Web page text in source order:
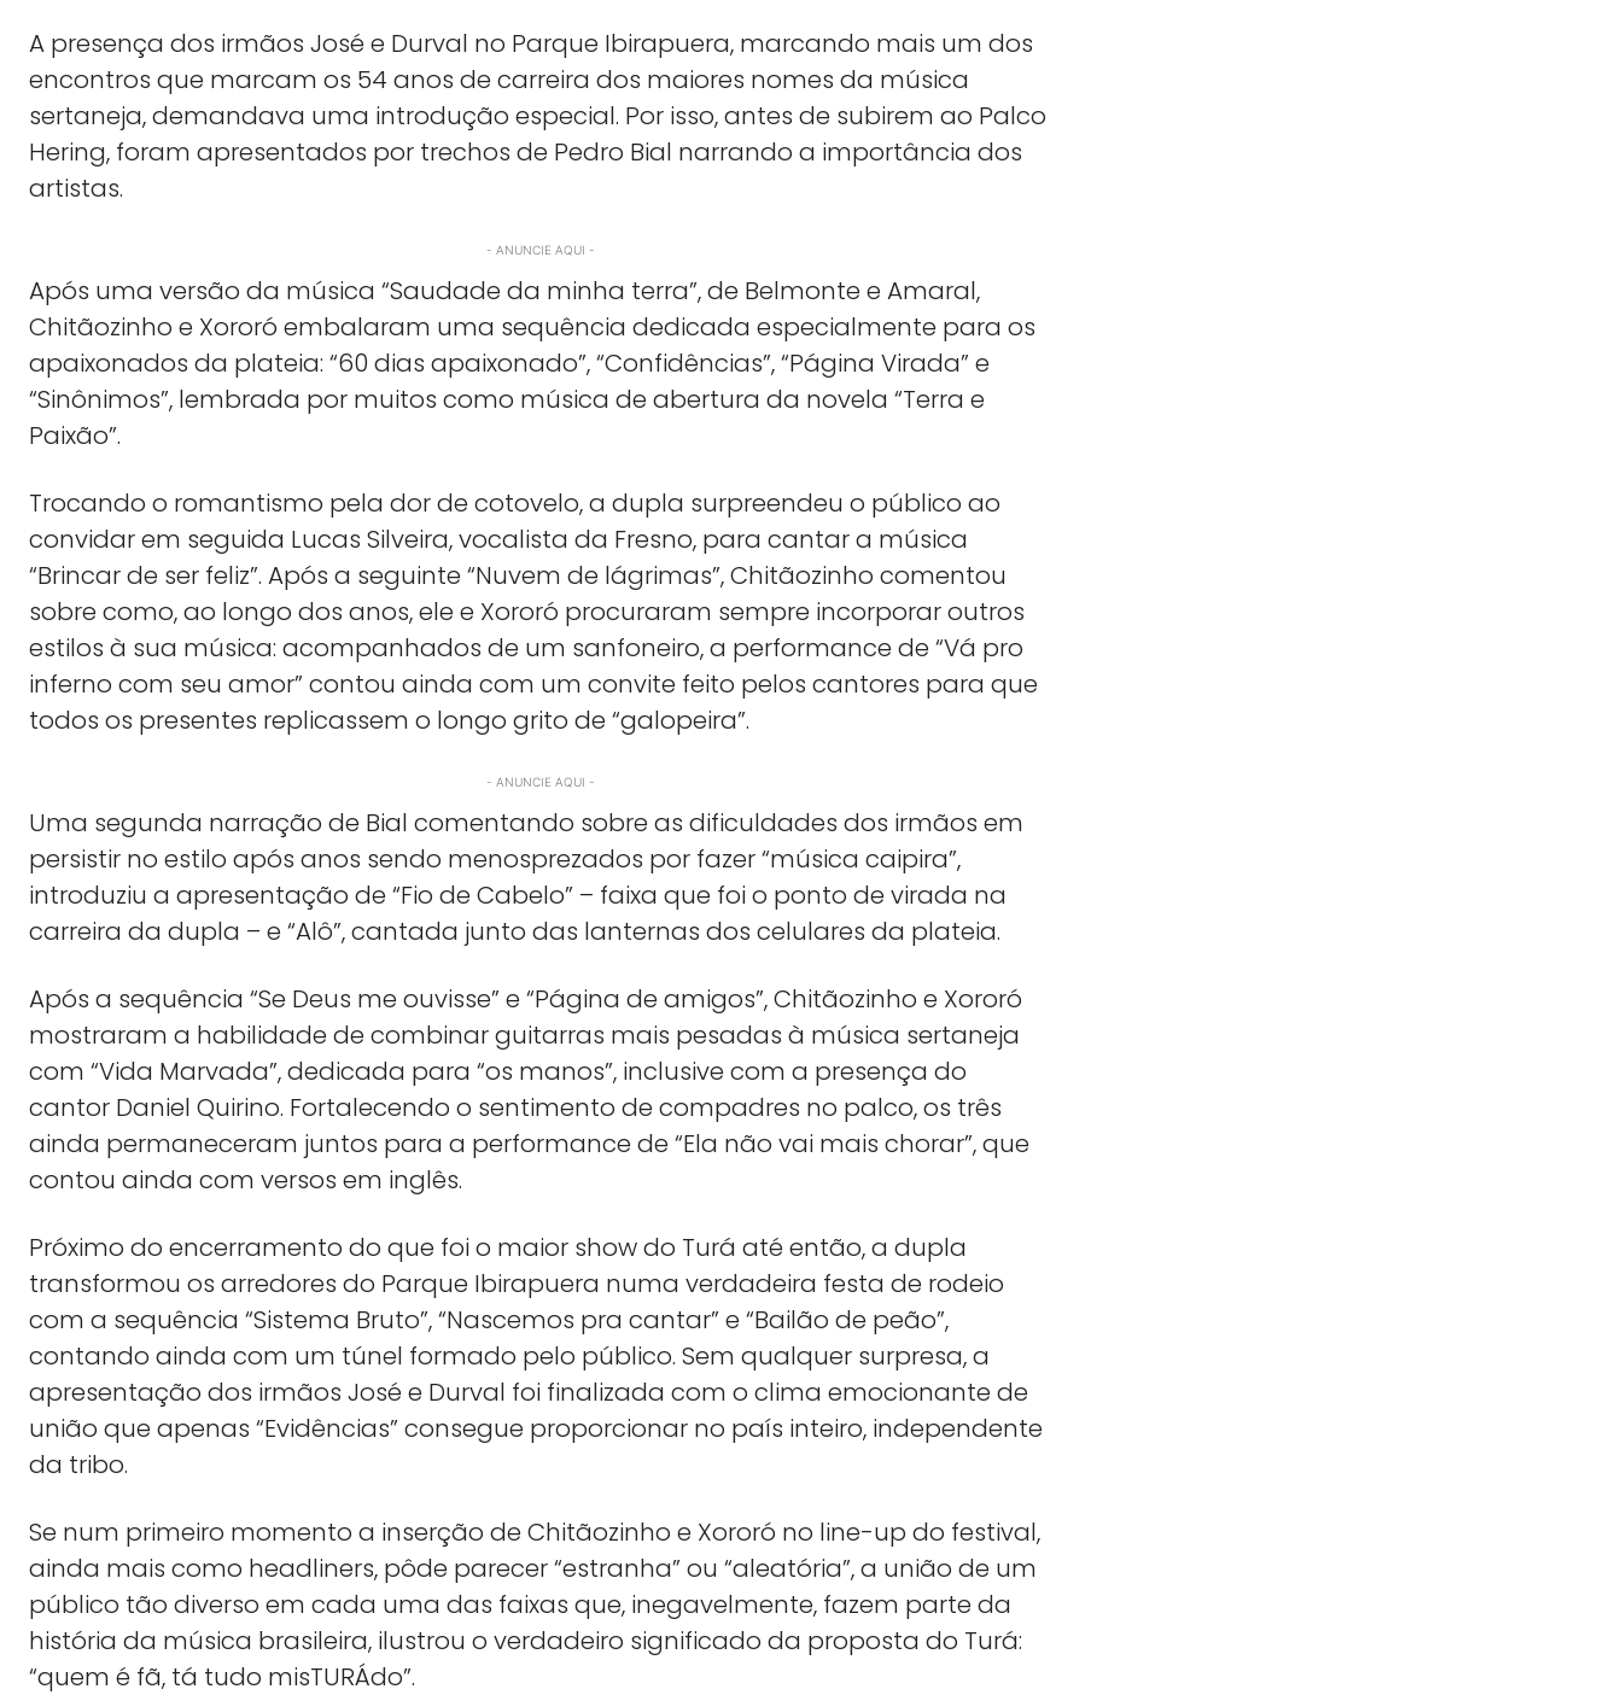
A presença dos irmãos José e Durval no Parque Ibirapuera, marcando mais um dos
encontros que marcam os 54 anos de carreira dos maiores nomes da música
sertaneja, demandava uma introdução especial. Por isso, antes de subirem ao Palco
Hering, foram apresentados por trechos de Pedro Bial narrando a importância dos
artistas.
- ANUNCIE AQUI -
Após uma versão da música “Saudade da minha terra”, de Belmonte e Amaral,
Chitãozinho e Xororó embalaram uma sequência dedicada especialmente para os
apaixonados da plateia: “60 dias apaixonado”, “Confidências”, “Página Virada” e
“Sinônimos”, lembrada por muitos como música de abertura da novela “Terra e
Paixão”.
Trocando o romantismo pela dor de cotovelo, a dupla surpreendeu o público ao
convidar em seguida Lucas Silveira, vocalista da Fresno, para cantar a música
“Brincar de ser feliz”. Após a seguinte “Nuvem de lágrimas”, Chitãozinho comentou
sobre como, ao longo dos anos, ele e Xororó procuraram sempre incorporar outros
estilos à sua música: acompanhados de um sanfoneiro, a performance de “Vá pro
inferno com seu amor” contou ainda com um convite feito pelos cantores para que
todos os presentes replicassem o longo grito de “galopeira”.
- ANUNCIE AQUI -
Uma segunda narração de Bial comentando sobre as dificuldades dos irmãos em
persistir no estilo após anos sendo menosprezados por fazer “música caipira”,
introduziu a apresentação de “Fio de Cabelo” – faixa que foi o ponto de virada na
carreira da dupla – e “Alô”, cantada junto das lanternas dos celulares da plateia.
Após a sequência “Se Deus me ouvisse” e “Página de amigos”, Chitãozinho e Xororó
mostraram a habilidade de combinar guitarras mais pesadas à música sertaneja
com “Vida Marvada”, dedicada para “os manos”, inclusive com a presença do
cantor Daniel Quirino. Fortalecendo o sentimento de compadres no palco, os três
ainda permaneceram juntos para a performance de “Ela não vai mais chorar”, que
contou ainda com versos em inglês.
Próximo do encerramento do que foi o maior show do Turá até então, a dupla
transformou os arredores do Parque Ibirapuera numa verdadeira festa de rodeio
com a sequência “Sistema Bruto”, “Nascemos pra cantar” e “Bailão de peão”,
contando ainda com um túnel formado pelo público. Sem qualquer surpresa, a
apresentação dos irmãos José e Durval foi finalizada com o clima emocionante de
união que apenas “Evidências” consegue proporcionar no país inteiro, independente
da tribo.
Se num primeiro momento a inserção de Chitãozinho e Xororó no line-up do festival,
ainda mais como headliners, pôde parecer “estranha” ou “aleatória”, a união de um
público tão diverso em cada uma das faixas que, inegavelmente, fazem parte da
história da música brasileira, ilustrou o verdadeiro significado da proposta do Turá:
“quem é fã, tá tudo misTURÁdo”.